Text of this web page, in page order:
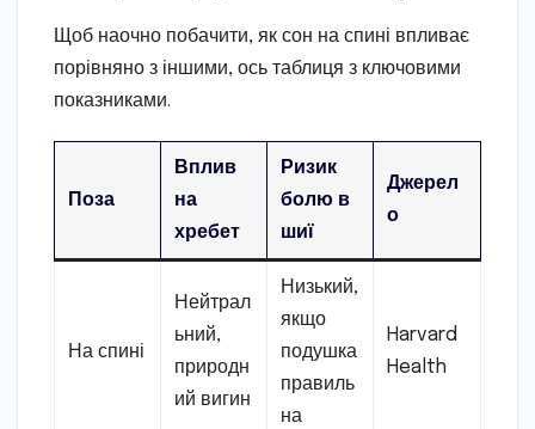
Щоб наочно побачити, як сон на спині впливає
порівняно з іншими, ось таблиця з ключовими
показниками.
Поза
Вплив
на
хребет
Ризик
болю в
шиї
Джерел
о
На спині
Нейтрал
ьний,
природн
ий вигин
Низький,
якщо
подушка
правиль
на
Harvard
Health